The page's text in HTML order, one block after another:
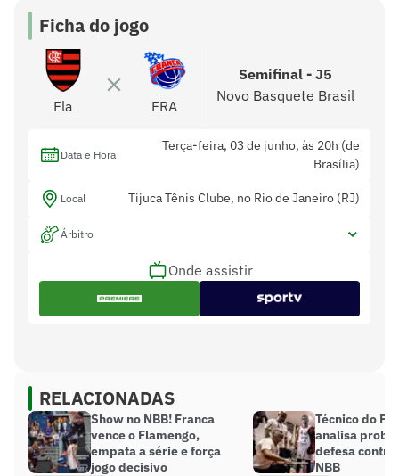
Ficha do jogo
Fla FRA
Semifinal - J5
Novo Basquete Brasil
Data e Hora
Terça-feira, 03 de junho, às 20h (de
Brasília)
Local Tijuca Tênis Clube, no Rio de Janeiro (RJ)
Árbitro
Onde assistir
RELACIONADAS
Show no NBB! Franca
vence o Flamengo,
empata a série e força
jogo decisivo
Técnico do
analisa
defesa contra
NBB